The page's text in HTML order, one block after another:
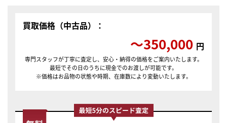
買取価格（中古品）：
〜350,000 円
専門スタッフが丁寧に査定し、安心・納得の価格をご案内いたします。
最短でその日のうちに現金でのお渡しが可能です。
※価格はお品物の状態や時期、在庫数により変動いたします。